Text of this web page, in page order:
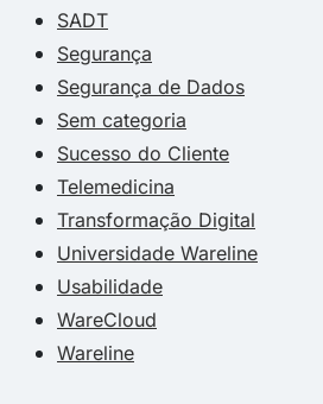
SADT
Segurança
Segurança de Dados
Sem categoria
Sucesso do Cliente
Telemedicina
Transformação Digital
Universidade Wareline
Usabilidade
WareCloud
Wareline